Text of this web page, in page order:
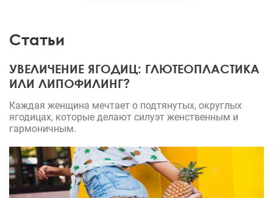
Статьи
УВЕЛИЧЕНИЕ ЯГОДИЦ: ГЛЮТЕОПЛАСТИКА
ИЛИ ЛИПОФИЛИНГ?
Каждая женщина мечтает о подтянутых, округлых
ягодицах, которые делают силуэт женственным и
гармоничным.